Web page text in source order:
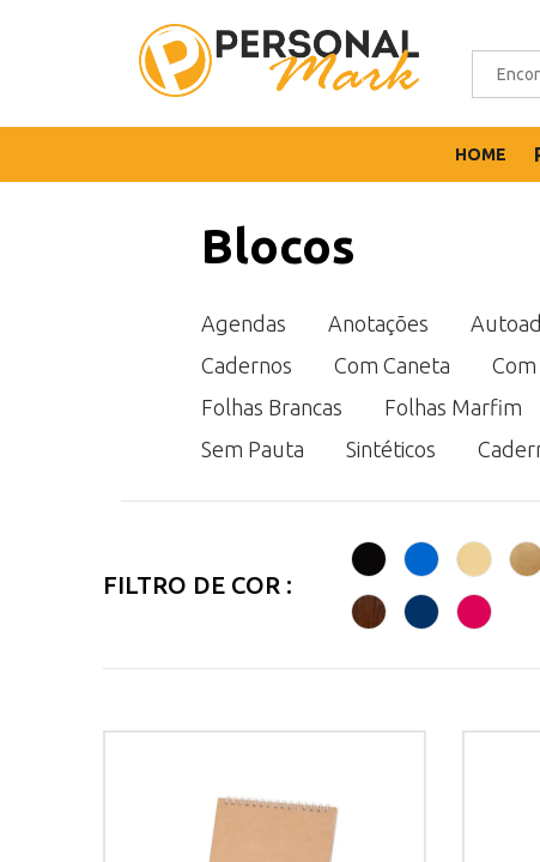
HOME
Blocos
Agendas Anotações
Cadernos
Com Caneta
Folhas Brancas
Folhas Marfim
Sem Pauta
Sintéticos
FILTRO DE COR :